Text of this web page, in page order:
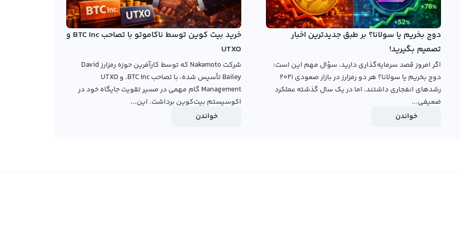
برای معامله است.
می‌توانید از دو نوع پلتفرم تبدیل سریع و معامله حرفه‌ای
ون و در کمترین زمان ممکن ون خود را به صرافی بفروشید
معامله شما با دیگر کاربران انجام می‌شود و شما
خرید و فروش ون بپردازید.
دوج بخریم یا سولانا؟ بر طبق جدیدترین اخبار
تصمیم بگیرید!
اگر امروز قصد سرمایه‌گذاری دارید، سؤال مهم این است:
دوج بخریم یا سولانا؟ هر دو رمزارز در بازار صعودی ۲۰۲۱
رشدهای انفجاری داشتند، اما در یک سال گذشته عملکرد
ضعیفی...
خواندن
خرید بیت کوین توسط ناکاموتو با تصاحب BTC Inc و
UTXO
شرکت Nakamoto که توسط کارآفرین حوزه رمزارز David
Bailey تأسیس شده، با تصاحب BTC Inc. و UTXO
Management گام مهمی در مسیر تقویت جایگاه خود در
اکوسیستم بیت‌کوین برداشت. این...
خواندن